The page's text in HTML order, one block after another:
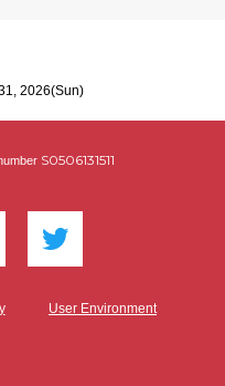
2026(Sun)
S0506131511
User Environment